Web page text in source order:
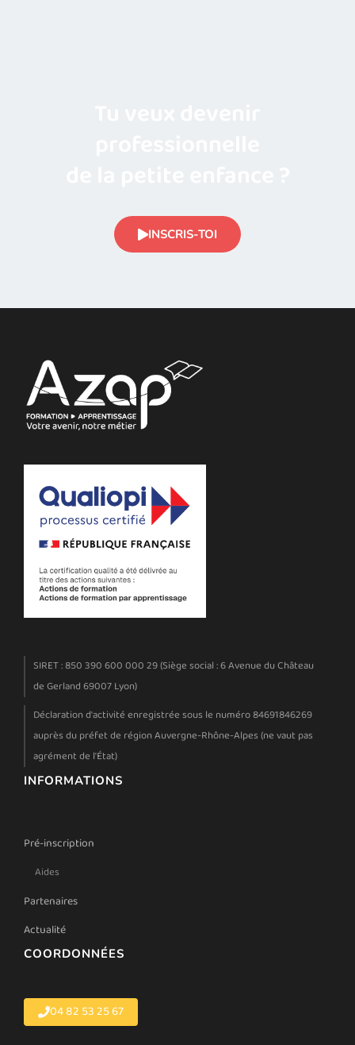
INSCRIS-TOI
SIRET : 850 390 600 000 29 (Siège social : 6 Avenue du Château
de Gerland 69007 Lyon)
Déclaration d'activité enregistrée sous le numéro 84691846269
auprès du préfet de région Auvergne-Rhône-Alpes (ne vaut pas
agrément de l'État)
INFORMATIONS
Pré-inscription
Aides
Partenaires
Actualité
COORDONNÉES
04 82 53 25 67